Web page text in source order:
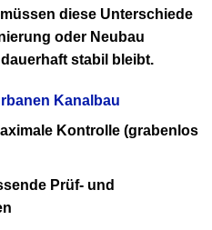
diese Unterschiede
oder Neubau
stabil bleibt.
Kanalbau
Kontrolle(grabenlos
Prüf- und